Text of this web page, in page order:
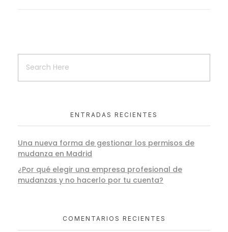
ENTRADAS RECIENTES
Una nueva forma de gestionar los permisos de
mudanza en Madrid
¿Por qué elegir una empresa profesional de
mudanzas y no hacerlo por tu cuenta?
COMENTARIOS RECIENTES